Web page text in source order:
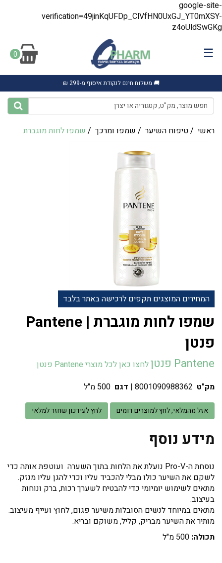
google-site-
verification=49jinKqUFDp_ClVfHN0UxGJ_YT0mXSY-
z4oUldSwGKg
☰
0
🚚 משלוח חינם לנקודת איסוף מ-299 ₪
ראשי /טיפוח השיער / שמפו ומרכך / שמפו לחות מוגברת
המחירים המוצגים תקפים לרכישה באתר בלבד
שמפו לחות מוגברת | Pantene
פנטן
Pantene פנטן
לחצו כאן לכל מוצרי Pantene פנטן
מק"ט 8001090988362
| דגם 500 מ"ל
אזל מהמלאי, לחץ למוצרים דומים לחץ לעידכון שחזר למלאי
מידע נוסף
נוסחת ה-Pro-V נועלת את הלחות בתוך השערה ועוטפת אותה כדי
לשקם את השיער כולו מבלי להכביד עליו וכדי להגן עליו מנזק.
מתאים לשימוש יומיומי כדי להבטיח לשערך רכות, ברק ונוחות
בעיצוב.
מתאים במיוחד לנשים הסובלות משיער פגום, לחוץ ועייף מעיצוב.
מותיר את השיער מבריק, קליל, משוקם ובריא.
תכולה: 500 מ"ל